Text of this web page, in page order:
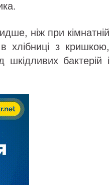
ніж при кімнатній
хлібниці з кришкою,
бактерій і